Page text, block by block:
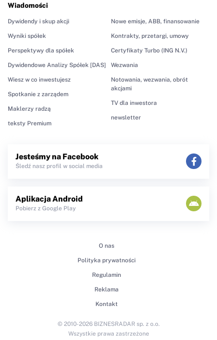
Wiadomości
Dywidendy i skup akcji
Wyniki spółek
Perspektywy dla spółek
Dywidendowe Analizy Spółek [DAS]
Wiesz w co inwestujesz
Spotkanie z zarządem
Maklerzy radzą
teksty Premium
Nowe emisje, ABB, finansowanie
Kontrakty, przetargi, umowy
Certyfikaty Turbo (ING N.V.)
Wezwania
Notowania, wezwania, obrót
akcjami
TV dla inwestora
newsletter
Jesteśmy na Facebook
Śledź nasz profil w social media
Aplikacja Android
Pobierz z Google Play
O nas
Polityka prywatności
Regulamin
Reklama
Kontakt
© 2010-2026 BIZNESRADAR sp. z o.o.
Wszystkie prawa zastrzeżone